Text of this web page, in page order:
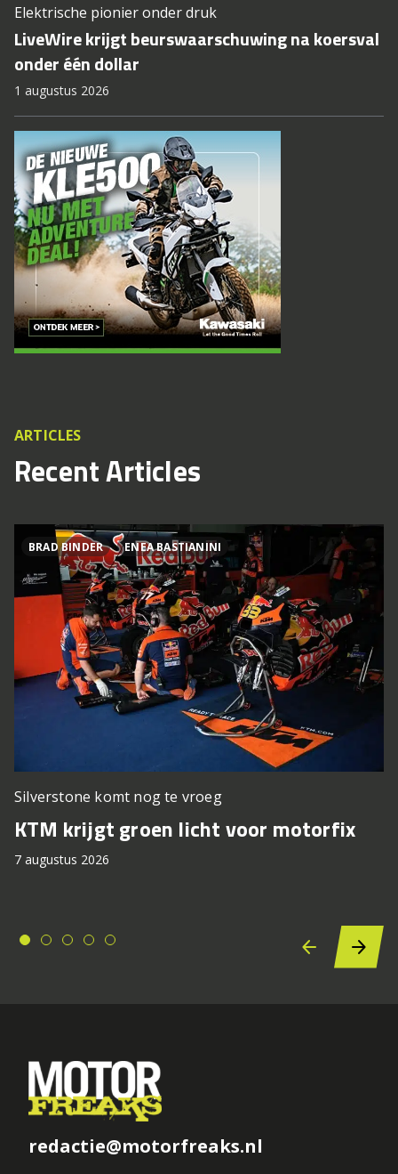
Elektrische pionier onder druk
LiveWire krijgt beurswaarschuwing na koersval
onder één dollar
1 augustus 2026
ARTICLES
Recent Articles
BRAD BINDER ENEA BASTIANINI
Silverstone komt nog te vroeg
KTM krijgt groen licht voor motorfix
7 augustus 2026
redactie@motorfreaks.nl